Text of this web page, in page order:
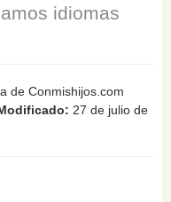
idiomas
de Conmishijos.com
27 de julio de